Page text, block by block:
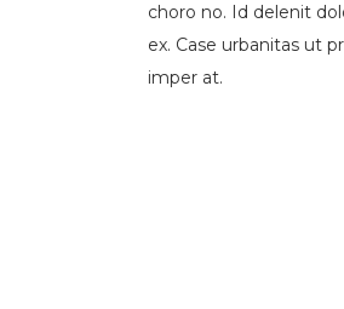
choro no. Id delenit
ex. Case urbanitas ut
imper at.